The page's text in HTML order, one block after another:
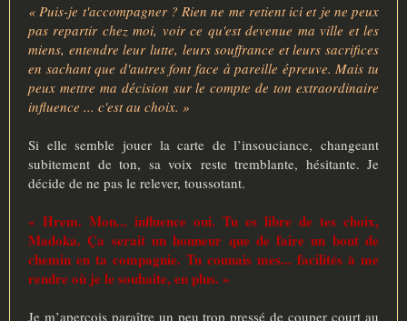
« Puis-je t'accompagner ? Rien ne me retient ici et je ne peux
pas repartir chez moi, voir ce qu'est devenue ma ville et les
miens, entendre leur lutte, leurs souffrance et leurs sacrifices
en sachant que d'autres font face à pareille épreuve. Mais tu
peux mettre ma décision sur le compte de ton extraordinaire
influence ... c'est au choix. »
Si elle semble jouer la carte de l’insouciance, changeant
subitement de ton, sa voix reste tremblante, hésitante. Je
décide de ne pas le relever, toussotant.
« Hrem. Mon... influence oui. Tu es libre de tes choix,
Madoka. Ça serait un honneur que de faire un bout de
chemin en ta compagnie. Tu connais mes... facilités à me
rendre où je le souhaite, en plus. »
Je m’aperçois paraître un peu trop pressé de couper court au